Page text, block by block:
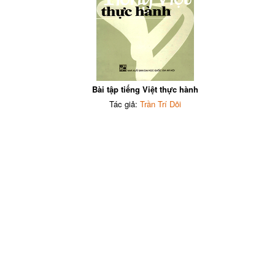
Bài tập tiếng Việt thực hành
Tác giả: Trần Trí Dõi